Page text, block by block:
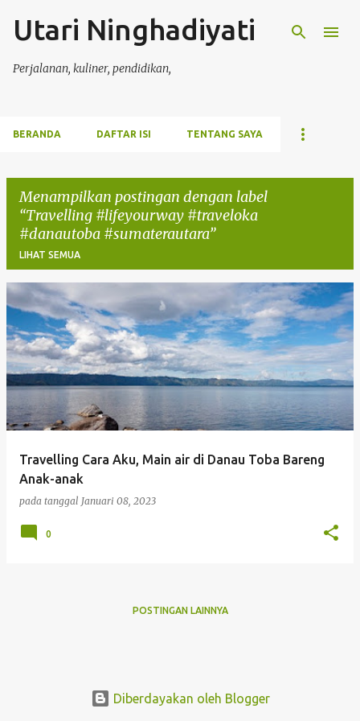
Langsung ke konten utama
Utari Ninghadiyati
Perjalanan, kuliner, pendidikan,
BERANDA DAFTAR ISI TENTANG SAYA
Menampilkan postingan dengan label
Travelling #lifeyourway #traveloka
#danautoba #sumaterautara
LIHAT SEMUA
P
o
s
t
n
Travelling Cara Aku, Main air di Danau Toba Bareng
Anak-anak
pada tanggal Januari 08, 2023
0
POSTINGAN LAINNYA
Diberdayakan oleh Blogger